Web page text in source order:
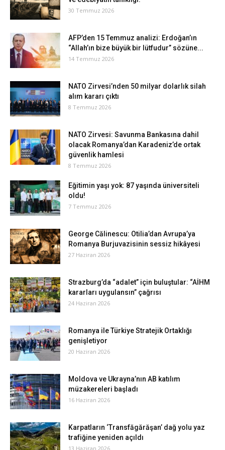
30 Temmuz 2026
AFP’den 15 Temmuz analizi: Erdoğan’ın
“Allah’ın bize büyük bir lütfudur” sözüne...
14 Temmuz 2026
NATO Zirvesi’nden 50 milyar dolarlık silah
alım kararı çıktı
8 Temmuz 2026
NATO Zirvesi: Savunma Bankasına dahil
olacak Romanya’dan Karadeniz’de ortak
güvenlik hamlesi
8 Temmuz 2026
Eğitimin yaşı yok: 87 yaşında üniversiteli
oldu!
7 Temmuz 2026
George Călinescu: Otilia’dan Avrupa’ya
Romanya Burjuvazisinin sessiz hikâyesi
27 Haziran 2026
Strazburg’da “adalet” için buluştular: “AİHM
kararları uygulansın” çağrısı
24 Haziran 2026
Romanya ile Türkiye Stratejik Ortaklığı
genişletiyor
20 Haziran 2026
Moldova ve Ukrayna’nın AB katılım
müzakereleri başladı
16 Haziran 2026
Karpatların ‘Transfăgărăşan’ dağ yolu yaz
trafiğine yeniden açıldı
13 Haziran 2026